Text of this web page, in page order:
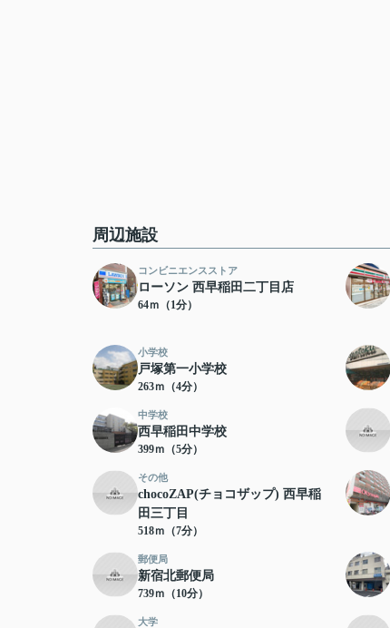
周辺施設
コンビニエンスストア
ローソン 西早稲田二丁目店
64ｍ（1分）
小学校
戸塚第一小学校
263ｍ（4分）
中学校
西早稲田中学校
399ｍ（5分）
その他
chocoZAP(チョコザップ) 西早稲
田三丁目
518ｍ（7分）
郵便局
新宿北郵便局
739ｍ（10分）
大学